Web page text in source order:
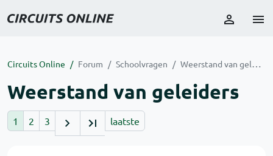
Circuits Online Forum Schoolvragen Weerstand van geleiders
Weerstand van geleiders
1 2 3 laatste